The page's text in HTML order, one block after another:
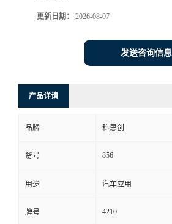
更新日期： 2026-08-07
发送咨询信息
产品详请
品牌 科思创
货号 856
用途 汽车应用
牌号 4210